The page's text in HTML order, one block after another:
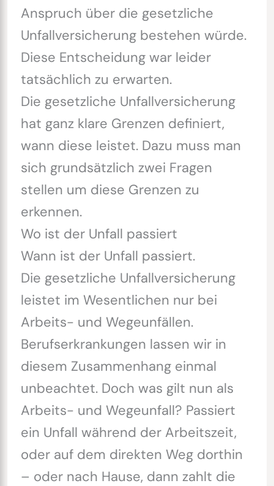
Anspruch über die gesetzliche
Unfallversicherung bestehen würde.
Diese Entscheidung war leider
tatsächlich zu erwarten.
Die gesetzliche Unfallversicherung
hat ganz klare Grenzen definiert,
wann diese leistet. Dazu muss man
sich grundsätzlich zwei Fragen
stellen um diese Grenzen zu
erkennen.
Wo ist der Unfall passiert
Wann ist der Unfall passiert.
Die gesetzliche Unfallversicherung
leistet im Wesentlichen nur bei
Arbeits- und Wegeunfällen.
Berufserkrankungen lassen wir in
diesem Zusammenhang einmal
unbeachtet. Doch was gilt nun als
Arbeits- und Wegeunfall? Passiert
ein Unfall während der Arbeitszeit,
oder auf dem direkten Weg dorthin
– oder nach Hause, dann zahlt die